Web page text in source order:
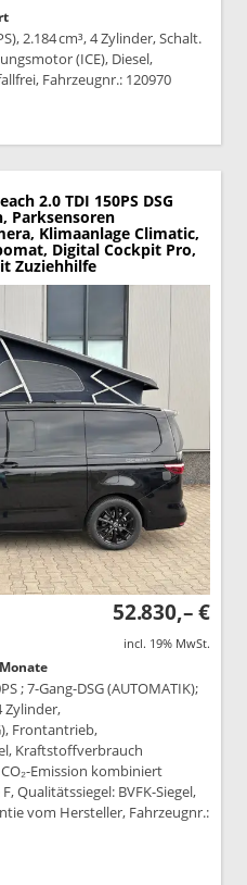
2.184 cm³, 4 Zylinder, Schalt.
(ICE), Diesel,
Fahrzeugnr.: 120970
drucken
2.0 TDI 150PS DSG
Parksensoren
Klimaanlage Climatic,
Digital Cockpit Pro,
Zuziehhilfe
52.830,– €
incl. 19% MwSt.
; 7-Gang-DSG (AUTOMATIK);
Zylinder,
Frontantrieb,
Kraftstoffverbrauch
Emission kombiniert
Qualitätssiegel: BVFK-Siegel,
vom Hersteller, Fahrzeugnr.:
drucken